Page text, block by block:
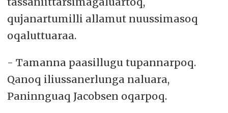
qujanartumilli allamut nuussimasoq
oqaluttuaraa.
- Tamanna paasillugu tupannarpoq.
Qanoq iliussanerlunga naluara,
Paninnguaq Jacobsen oqarpoq.